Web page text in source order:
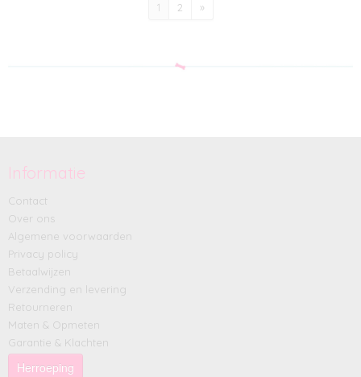
1 2 »
Informatie
Contact
Over ons
Algemene voorwaarden
Privacy policy
Betaalwijzen
Verzending en levering
Retourneren
Maten & Opmeten
Garantie & Klachten
Herroeping